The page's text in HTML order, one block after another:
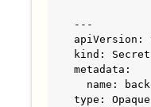
subnet:
nasType:
kerberos:
name:
---
apiVersion:
kind: Secret
metadata:
name:
type: Opaque